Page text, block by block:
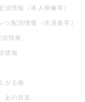
信情報（本人映像等）
ツ配信情報（生演奏等）
情報
情報
がる曲
あの音楽。